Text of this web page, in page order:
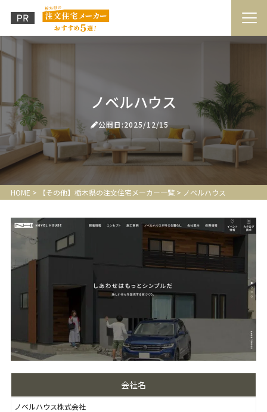
ノベルハウス
公開日:2025/12/15
HOME > 【その他】栃木県の注文住宅メーカー一覧> ノベルハウス
会社名
ノベルハウス株式会社